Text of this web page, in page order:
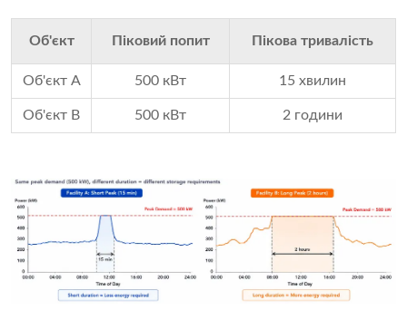
Об'єкт Піковий попит Пікова тривалість
Об'єкт A 500 кВт 15 хвилин
Об'єкт B 500 кВт 2 години